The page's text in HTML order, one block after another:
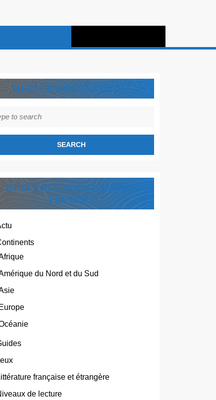
QUELLE DESTINATION ?
ET SI VOUS VOUS LAISSIEZ
TENTER ?
du Nord et du Sud
Europe
française et étrangère
de lecture